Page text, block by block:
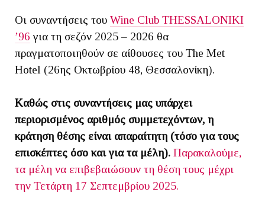
Οι συναντήσεις του Wine Club THESSALONIKI
’96 για τη σεζόν 2025 – 2026 θα
πραγματοποιηθούν σε αίθουσες του The Met
Hotel (26ης Οκτωβρίου 48, Θεσσαλονίκη).
Kαθώς στις συναντήσεις μας υπάρχει
περιορισμένος αριθμός συμμετεχόντων, η
κράτηση θέσης είναι απαραίτητη (τόσο για τους
επισκέπτες όσο και για τα μέλη). Παρακαλούμε,
τα μέλη να επιβεβαιώσουν τη θέση τους μέχρι
την Τετάρτη 17 Σεπτεμβρίου 2025.